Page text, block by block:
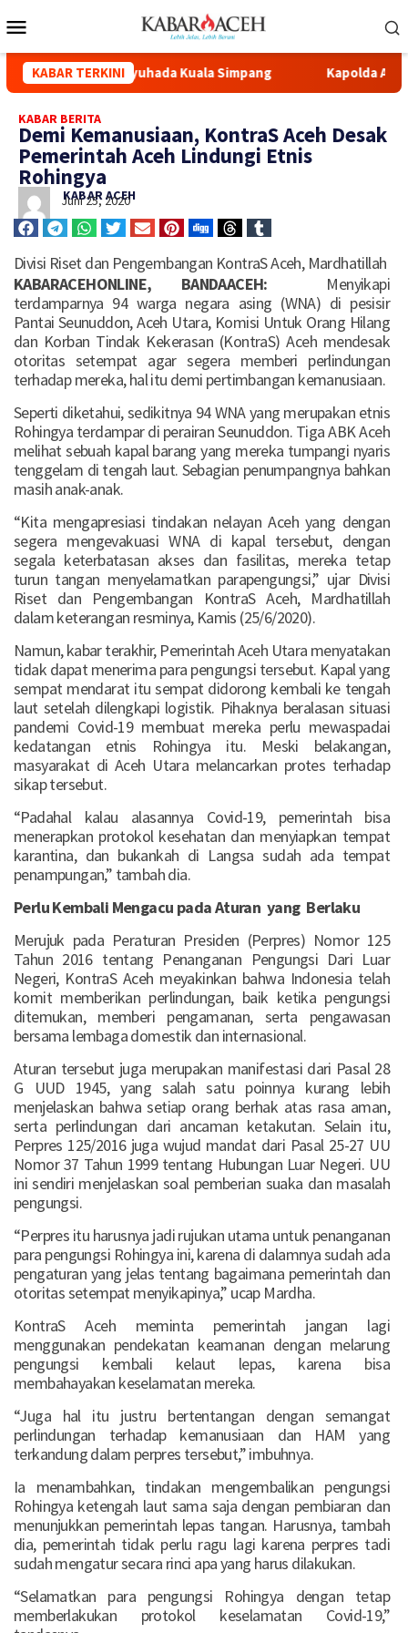
KABAR TERKINI
Masjid Syuhada Kuala Simpang Kapolda Aceh
KABAR BERITA
Demi Kemanusiaan, KontraS Aceh Desak
Pemerintah Aceh Lindungi Etnis
Rohingya
KABAR ACEH
Juni 25, 2020
Divisi Riset dan Pengembangan KontraS Aceh, Mardhatillah
KABARACEHONLINE, BANDAACEH:
Menyikapi
terdamparnya 94 warga negara asing (WNA) di pesisir
Pantai Seunuddon, Aceh Utara, Komisi Untuk Orang Hilang
dan Korban Tindak Kekerasan (KontraS) Aceh mendesak
otoritas setempat agar segera memberi perlindungan
terhadap mereka, hal itu demi pertimbangan kemanusiaan.
Seperti diketahui, sedikitnya 94 WNA yang merupakan etnis
Rohingya terdampar di perairan Seunuddon. Tiga ABK Aceh
melihat sebuah kapal barang yang mereka tumpangi nyaris
tenggelam di tengah laut. Sebagian penumpangnya bahkan
masih anak-anak.
“Kita mengapresiasi tindakan nelayan Aceh yang dengan
segera mengevakuasi WNA di kapal tersebut, dengan
segala keterbatasan akses dan fasilitas, mereka tetap
turun tangan menyelamatkan parapengungsi,” ujar Divisi
Riset dan Pengembangan KontraS Aceh, Mardhatillah
dalam keterangan resminya, Kamis (25/6/2020).
Namun, kabar terakhir, Pemerintah Aceh Utara menyatakan
tidak dapat menerima para pengungsi tersebut. Kapal yang
sempat mendarat itu sempat didorong kembali ke tengah
laut setelah dilengkapi logistik. Pihaknya beralasan situasi
pandemi Covid-19 membuat mereka perlu mewaspadai
kedatangan etnis Rohingya itu. Meski belakangan,
masyarakat di Aceh Utara melancarkan protes terhadap
sikap tersebut.
“Padahal kalau alasannya Covid-19, pemerintah bisa
menerapkan protokol kesehatan dan menyiapkan tempat
karantina, dan bukankah di Langsa sudah ada tempat
penampungan,” tambah dia.
PerluKembali Mengacu padaAturan yang Berlaku
Merujuk pada Peraturan Presiden (Perpres) Nomor 125
Tahun 2016 tentang Penanganan Pengungsi Dari Luar
Negeri, KontraS Aceh meyakinkan bahwa Indonesia telah
komit memberikan perlindungan, baik ketika pengungsi
ditemukan, memberi pengamanan, serta pengawasan
bersama lembaga domestik dan internasional.
Aturan tersebut juga merupakan manifestasi dari Pasal 28
G UUD 1945, yang salah satu poinnya kurang lebih
menjelaskan bahwa setiap orang berhak atas rasa aman,
serta perlindungan dari ancaman ketakutan. Selain itu,
Perpres 125/2016 juga wujud mandat dari Pasal 25-27 UU
Nomor 37 Tahun 1999 tentang Hubungan Luar Negeri. UU
ini sendiri menjelaskan soal pemberian suaka dan masalah
pengungsi.
“Perpres itu harusnya jadi rujukan utama untuk penanganan
para pengungsi Rohingya ini, karena di dalamnya sudah ada
pengaturan yang jelas tentang bagaimana pemerintah dan
otoritas setempat menyikapinya,” ucap Mardha.
KontraS Aceh meminta pemerintah jangan lagi
menggunakan pendekatan keamanan dengan melarung
pengungsi kembali kelaut lepas, karena bisa
membahayakan keselamatan mereka.
“Juga hal itu justru bertentangan dengan semangat
perlindungan terhadap kemanusiaan dan HAM yang
terkandung dalam perpres tersebut,” imbuhnya.
Ia menambahkan, tindakan mengembalikan pengungsi
Rohingya ketengah laut sama saja dengan pembiaran dan
menunjukkan pemerintah lepas tangan. Harusnya, tambah
dia, pemerintah tidak perlu ragu lagi karena perpres tadi
sudah mengatur secara rinci apa yang harus dilakukan.
“Selamatkan para pengungsi Rohingya dengan tetap
memberlakukan protokol keselamatan Covid-19,”